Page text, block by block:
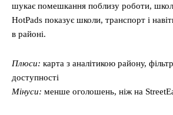
шукає помешкання поблизу роботи,
HotPads показує школи, транспорт і
в районі.
Плюси: карта з аналітикою району,
доступності
Мінуси: менше оголошень, ніж на